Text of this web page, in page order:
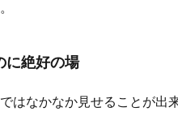
に絶好の場
はなかなか見せることが出